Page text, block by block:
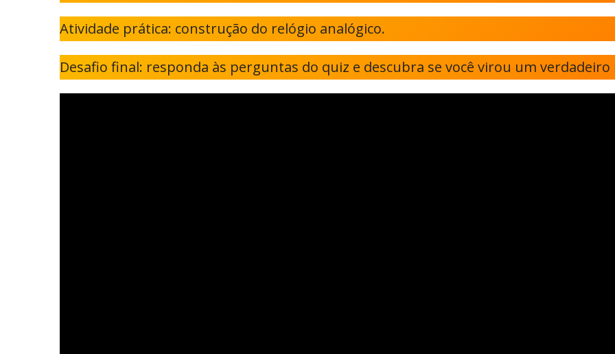
Atividade prática: construção do relógio analógico.
Desafio final: responda às perguntas do quiz e descubra se você virou um